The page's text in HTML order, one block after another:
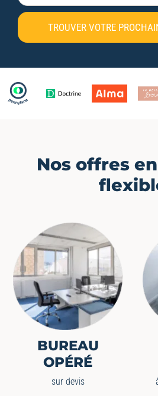
TROUVER VOTRE
Nos offres
BUREAU
OPÉRÉ
sur devis